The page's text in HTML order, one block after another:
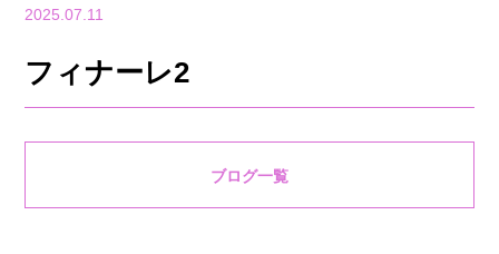
2025.07.11
フィナーレ2
ブログ一覧